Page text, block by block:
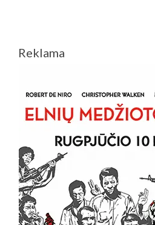
Reklama